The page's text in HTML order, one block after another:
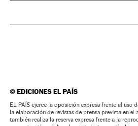
©EDICIONES EL PAÍS
EL PAÍS ejerce la oposición expresa frente al uso
la elaboración de revistas de prensa prevista en
también realiza la reserva expresa frente a la